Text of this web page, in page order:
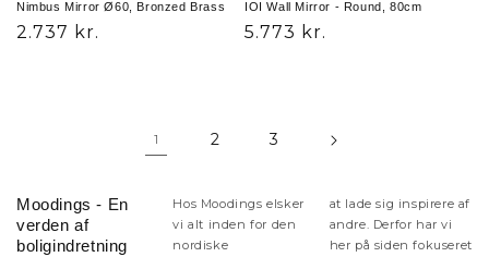
Nimbus Mirror Ø60, Bronzed Brass
Normalpris
2.737 kr.
IOI Wall Mirror - Round, 80cm
Normalpris
5.773 kr.
1 2 3
Moodings - En
verden af
boligindretning
Hos Moodings elsker
vi alt inden for den
nordiske
at lade sig inspirere af
andre. Derfor har vi
her på siden fokuseret